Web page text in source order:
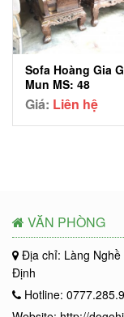
Sofa Hoàng Gia
Mun MS: 48
Giá: Liên hệ
VĂN PHÒNG
Địa chỉ: Làng Nghề
Định
Hotline: